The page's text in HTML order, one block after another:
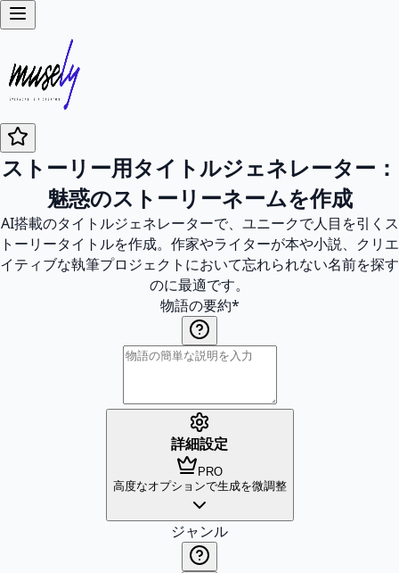
ストーリー用タイトルジェネレーター：
魅惑のストーリーネームを作成
AI搭載のタイトルジェネレーターで、ユニークで人目を引くス
トーリータイトルを作成。作家やライターが本や小説、クリエ
イティブな執筆プロジェクトにおいて忘れられない名前を探す
のに最適です。
物語の要約*
詳細設定
PRO
高度なオプションで生成を微調整
ジャンル